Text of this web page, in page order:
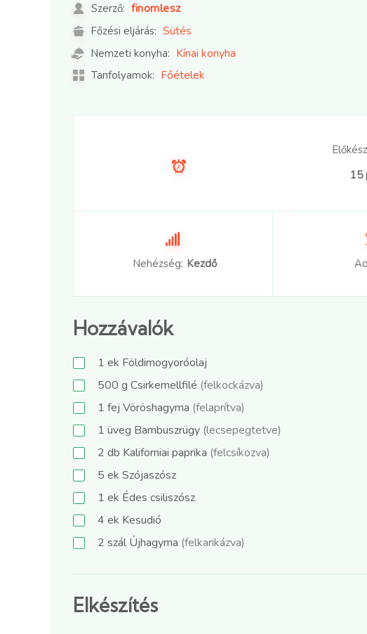
Szerző: finomlesz
Főzési eljárás: Sütés
Nemzeti konyha: Kínai konyha
Tanfolyamok: Főételek
15
Nehézség: Kezdő
Hozzávalók
1 ek Földimogyoróolaj
500 g Csirkemellfilé (felkockázva)
1 fej Vöröshagyma (felaprítva)
1 üveg Bambuszrügy (lecsepegtetve)
2 db Kaliforniai paprika (felcsíkozva)
5 ek Szójaszósz
1 ek Édes csiliszósz
4 ek Kesudió
2 szál Újhagyma (felkarikázva)
Elkészítés